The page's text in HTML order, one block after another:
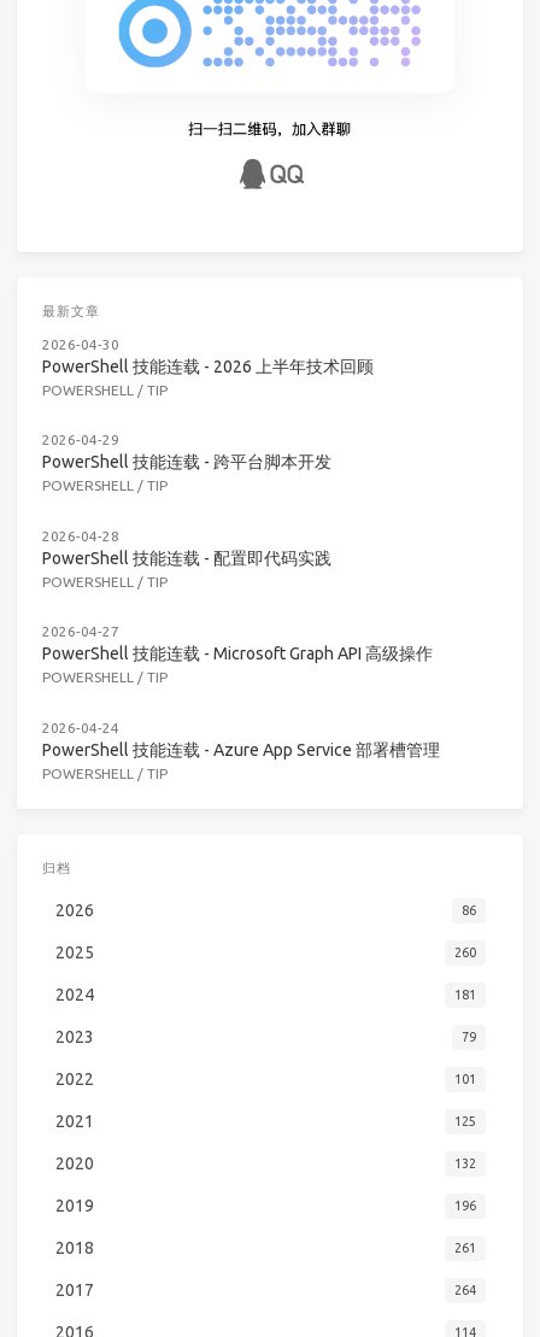
最新文章
2026-04-30
PowerShell 技能连载 - 2026 上半年技术回顾
POWERSHELL / TIP
2026-04-29
PowerShell 技能连载 - 跨平台脚本开发
POWERSHELL / TIP
2026-04-28
PowerShell 技能连载 - 配置即代码实践
POWERSHELL / TIP
2026-04-27
PowerShell 技能连载 - Microsoft Graph API 高级操作
POWERSHELL / TIP
2026-04-24
PowerShell 技能连载 - Azure App Service 部署槽管理
POWERSHELL / TIP
归档
2026 86
2025 260
2024 181
2023 79
2022 101
2021 125
2020 132
2019 196
2018 261
2017 264
2016 114